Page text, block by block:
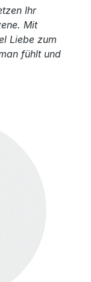
Ihr
Mit
Liebe zum
fühlt und